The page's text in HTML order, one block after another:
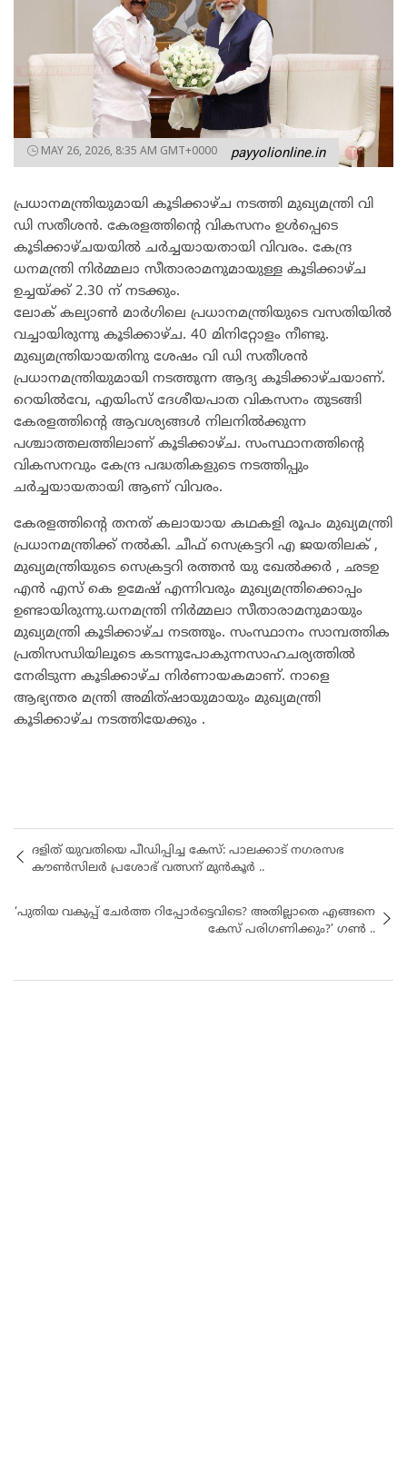
MAY 26, 2026, 8:35 AM GMT+0000 payyolionline.in
പ്രധാനമന്ത്രിയുമായി കൂടിക്കാഴ്ച നടത്തി മുഖ്യമന്ത്രി വി
ഡി സതീശൻ. കേരളത്തിന്റെ വികസനം ഉൾപ്പെടെ
കൂടിക്കാഴ്ചയയിൽ ചർച്ചയായതായി വിവരം. കേന്ദ്ര
ധനമന്ത്രി നിർമ്മലാ സീതാരാമനുമായുള്ള കൂടിക്കാഴ്ച
ഉച്ചയ്ക്ക് 2.30 ന് നടക്കും.
ലോക് കല്യാൺ മാർഗിലെ പ്രധാനമന്ത്രിയുടെ വസതിയിൽ
വച്ചായിരുന്നു കൂടിക്കാഴ്ച. 40 മിനിറ്റോളം നീണ്ടു.
മുഖ്യമന്ത്രിയായതിനു ശേഷം വി ഡി സതീശൻ
പ്രധാനമന്ത്രിയുമായി നടത്തുന്ന ആദ്യ കൂടിക്കാഴ്ചയാണ്.
റെയിൽവേ, എയിംസ് ദേശീയപാത വികസനം തുടങ്ങി
കേരളത്തിന്റെ ആവശ്യങ്ങൾ നിലനിൽക്കുന്ന
പശ്ചാത്തലത്തിലാണ് കൂടിക്കാഴ്ച. സംസ്ഥാനത്തിന്റെ
വികസനവും കേന്ദ്ര പദ്ധതികളുടെ നടത്തിപ്പും
ചർച്ചയായതായി ആണ് വിവരം.
കേരളത്തിന്റെ തനത് കലായായ കഥകളി രൂപം മുഖ്യമന്ത്രി
പ്രധാനമന്ത്രിക്ക് നൽകി. ചീഫ് സെക്രട്ടറി എ ജയതിലക് ,
മുഖ്യമന്ത്രിയുടെ സെക്രട്ടറി രത്തൻ യു ഖേൽക്കർ , ഛടഉ
എൻ എസ് കെ ഉമേഷ് എന്നിവരും മുഖ്യമന്ത്രിക്കൊപ്പം
ഉണ്ടായിരുന്നു.ധനമന്ത്രി നിർമ്മലാ സീതാരാമനുമായും
മുഖ്യമന്ത്രി കൂടിക്കാഴ്ച നടത്തും. സംസ്ഥാനം സാമ്പത്തിക
പ്രതിസന്ധിയിലൂടെ കടന്നുപോകുന്നസാഹചര്യത്തിൽ
നേരിടുന്ന കൂടിക്കാഴ്ച നിർണായകമാണ്. നാളെ
ആഭ്യന്തര മന്ത്രി അമിത്ഷായുമായും മുഖ്യമന്ത്രി
കൂടിക്കാഴ്ച നടത്തിയേക്കും .
ദളിത് യുവതിയെ പീഡിപ്പിച്ച കേസ്: പാലക്കാട് നഗരസഭ
കൗൺസിലർ പ്രശോഭ് വത്സന് മുൻകൂർ ..
‘പുതിയ വകുപ്പ് ചേർത്ത റിപ്പോർട്ടെവിടെ? അതില്ലാതെ എങ്ങനെ
കേസ് പരിഗണിക്കും?’ ഗൺ ..